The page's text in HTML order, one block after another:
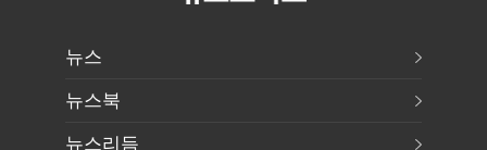
뉴스
뉴스북
뉴스리듬